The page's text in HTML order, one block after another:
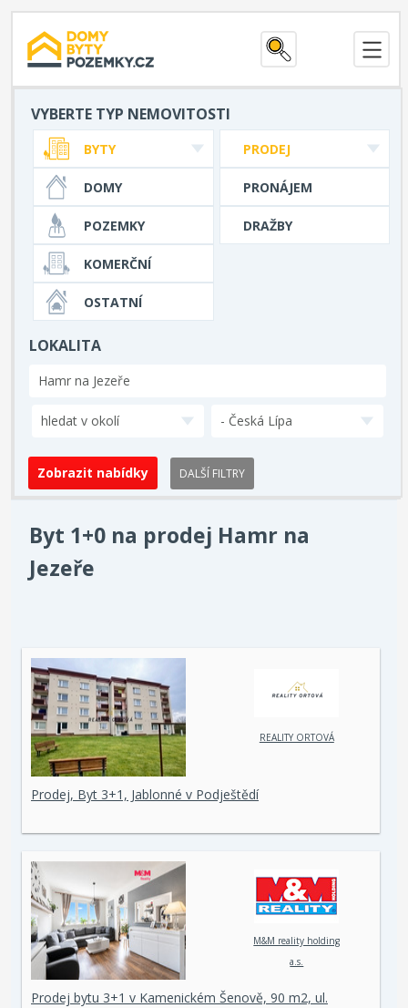
VYBERTE TYP NEMOVITOSTI
PRODEJ
PRONÁJEM
DRAŽBY
BYTY
DOMY
POZEMKY
KOMERČNÍ
OSTATNÍ
LOKALITA
hledat v okolí - Česká Lípa
DALŠÍ FILTRY
Byt 1+0 na prodej Hamr na
Jezeře
REALITY ORTOVÁ
Prodej, Byt 3+1, Jablonné v Podještědí
M&M reality holding
a.s.
Prodej bytu 3+1 v Kamenickém Šenově, 90 m2, ul.